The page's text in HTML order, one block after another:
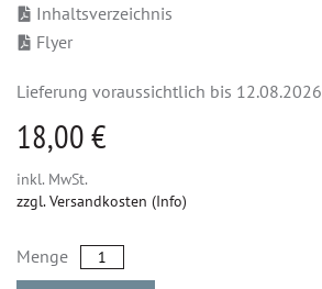
Inhaltsverzeichnis
Flyer
Lieferung voraussichtlich bis 12.08.2026
18,00 €
inkl. MwSt.
zzgl. Versandkosten (Info)
Menge